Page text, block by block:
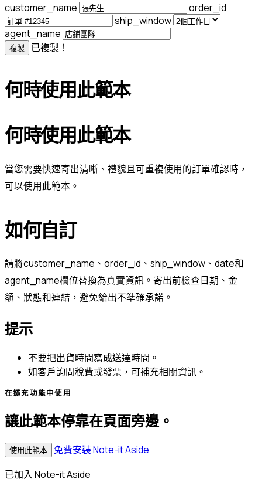
customer_name
order_id
ship_window
agent_name
複製 已複製！
何時使用此範本
何時使用此範本
當您需要快速寄出清晰、禮貌且可重複使用的訂單確認時，
可以使用此範本。
如何自訂
請將customer_name、order_id、ship_window、date和
agent_name欄位替換為真實資訊。寄出前檢查日期、金
額、狀態和連結，避免給出不準確承諾。
提示
不要把出貨時間寫成送達時間。
如客戶詢問稅費或發票，可補充相關資訊。
在擴充功能中使用
讓此範本停靠在頁面旁邊。
使用此範本
免費安裝 Note-it Aside
已加入 Note-it Aside